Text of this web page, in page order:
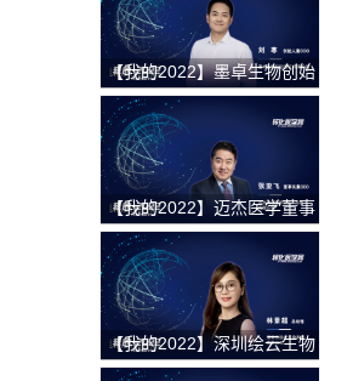
国的临床转化落地
【我的2022】墨卓生物创始
人兼COO刘寒：日日精进，
久久为功，把一个好的单细
胞中国解决方案带给客户
【我的2022】迈杰医学董事
长兼首席执行官张亚飞：数
智化赋能商业模式转型，为
客户提供更优质的伴随诊断
整体解决方案
【我的2022】深圳绘云生物
总经理林景超：专注慢病早